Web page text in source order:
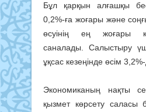
Бұл қарқын алғашқы
0,2%-ға жоғары және
өсуінің ең жоғары
саналады. Салыстыру
ұқсас кезеңінде өсім
Экономиканың нақты
қызмет көрсету саласы